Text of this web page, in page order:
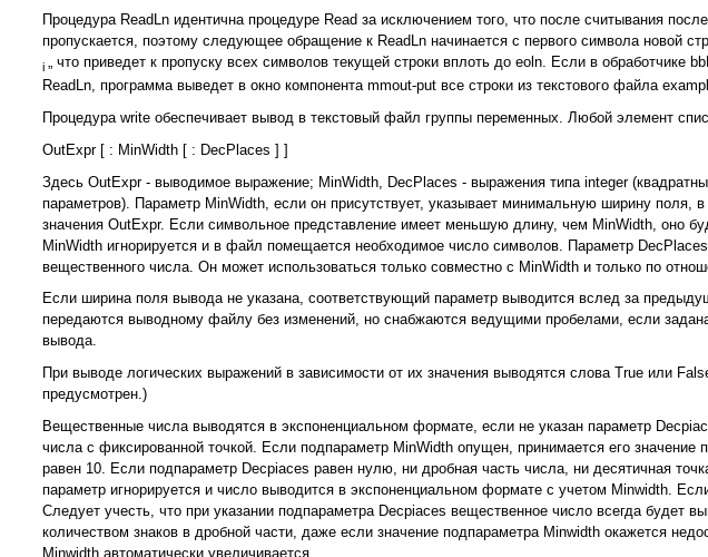
Процедура ReadLn идентична процедуре Read за исключением того, что после считывания
пропускается, поэтому следующее обращение к ReadLn начинается с первого символа новой
i
„ что приведет к пропуску всех символов текущей строки вплоть до eoln. Если в
ReadLn, программа выведет в окно компонента mmout-put все строки из текстового файла
Процедура write обеспечивает вывод в текстовый файл группы переменных. Любой элемент
OutExpr [ : MinWidth [ : DecPlaces ] ]
Здесь OutExpr - выводимое выражение; MinWidth, DecPlaces - выражения типа integer
параметров). Параметр MinWidth, если он присутствует, указывает минимальную ширину поля,
значения OutExpr. Если символьное представление имеет меньшую длину, чем MinWidth, оно
MinWidth игнорируется и в файл помещается необходимое число символов. Параметр
вещественного числа. Он может использоваться только совместно с MinWidth и только по
Если ширина поля вывода не указана, соответствующий параметр выводится вслед за
передаются выводному файлу без изменений, но снабжаются ведущими пробелами, если
вывода.
При выводе логических выражений в зависимости от их значения выводятся слова True или
предусмотрен.)
Вещественные числа выводятся в экспоненциальном формате, если не указан параметр
числа с фиксированной точкой. Если подпараметр MinWidth опущен, принимается его
равен 10. Если подпараметр Decpiaces равен нулю, ни дробная часть числа, ни десятичная
параметр игнорируется и число выводится в экспоненциальном формате с учетом Minwidth.
Следует учесть, что при указании подпараметра Decpiaces вещественное число всегда будет
количеством знаков в дробной части, даже если значение подпараметра Minwidth окажется
Minwidth автоматически увеличивается.